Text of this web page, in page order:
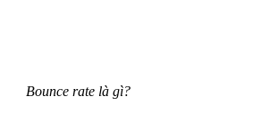
Bounce rate là gì?